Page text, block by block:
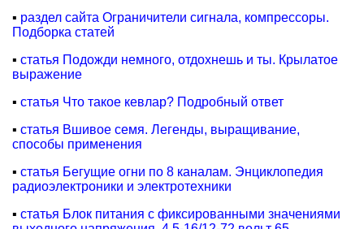
▪ раздел сайта Ограничители сигнала, компрессоры.
Подборка статей
▪ статья Подожди немного, отдохнешь и ты. Крылатое
выражение
▪ статья Что такое кевлар? Подробный ответ
▪ статья Вшивое семя. Легенды, выращивание,
способы применения
▪ статья Бегущие огни по 8 каналам. Энциклопедия
радиоэлектроники и электротехники
▪ статья Блок питания с фиксированными значениями